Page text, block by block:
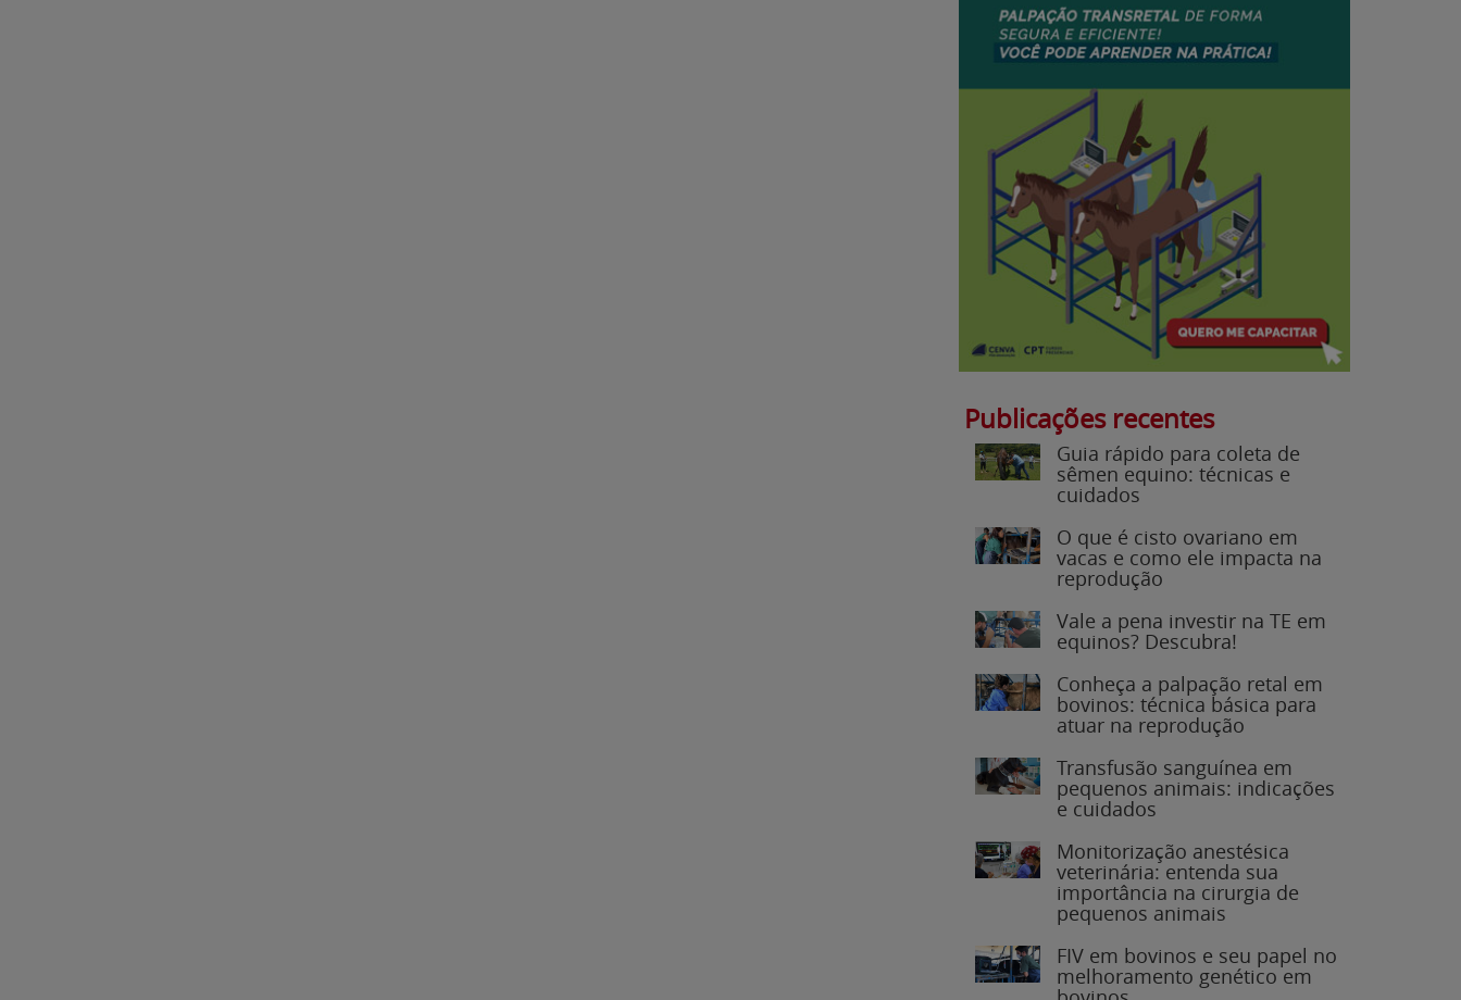
Publicações recentes
Guia rápido para coleta de
sêmen equino: técnicas e
cuidados
O que é cisto ovariano em
vacas e como ele impacta na
reprodução
Vale a pena investir na TE em
equinos? Descubra!
Conheça a palpação retal em
bovinos: técnica básica para
atuar na reprodução
Transfusão sanguínea em
pequenos animais: indicações
e cuidados
Monitorização anestésica
veterinária: entenda sua
importância na cirurgia de
pequenos animais
FIV em bovinos e seu papel no
melhoramento genético em
bovinos